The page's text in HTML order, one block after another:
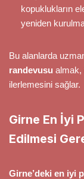
kopuklukların
yeniden
Bu alanlarda
randevusu almak,
ilerlemesini sağlar.
Girne En İyi
Edilmesi
Girne’deki en iyi